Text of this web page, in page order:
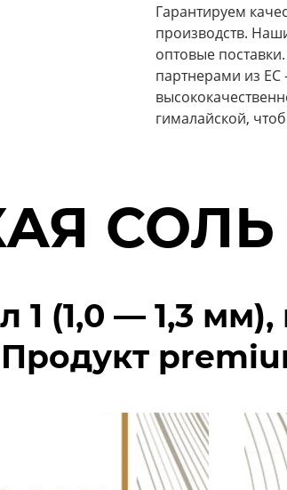
Гарантируем
производств.
оптовые
партнерами из
гималайской,
СОЛЬ
1 (1,0 — 1,3 мм),
Продукт